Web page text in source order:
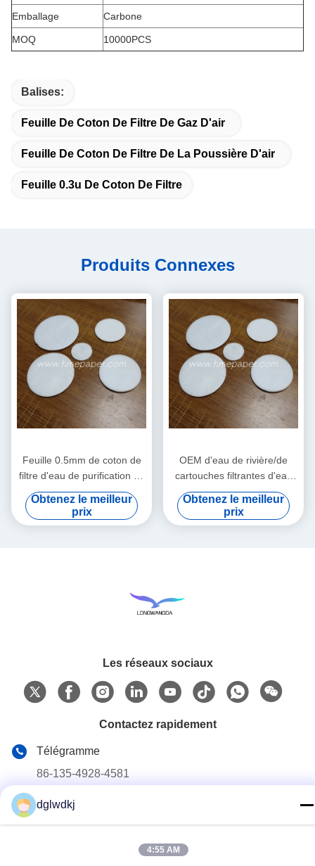
Emballage Carbone
MOQ 10000PCS
Balises:
Feuille De Coton De Filtre De Gaz D'air
Feuille De Coton De Filtre De La Poussière D'air
Feuille 0.3u De Coton De Filtre
Produits Connexes
Feuille 0.5mm de coton de
filtre d'eau de purification de
bouilloire d'eaux
souterraines d'eau du
robinet
Obtenez le meilleur
prix
OEM d'eau de rivière/de
cartouches filtrantes d'eau
du robinet/eaux
souterraines/d'eau
purification de bouilloire
Obtenez le meilleur
prix
Les réseaux sociaux
Contactez rapidement
Télégramme
86-135-4928-4581
E-mail
info@hmepaper.com
dglwdkj
4:55 AM